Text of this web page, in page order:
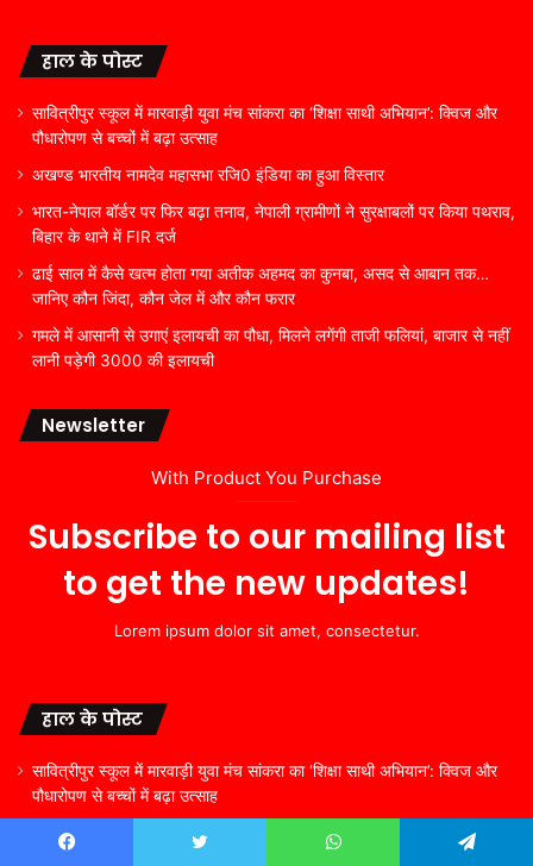
हाल के पोस्ट
सावित्रीपुर स्कूल में मारवाड़ी युवा मंच सांकरा का ‘शिक्षा साथी अभियान’: क्विज और
पौधारोपण से बच्चों में बढ़ा उत्साह
अखण्ड भारतीय नामदेव महासभा रजि0 इंडिया का हुआ विस्तार
भारत-नेपाल बॉर्डर पर फिर बढ़ा तनाव, नेपाली ग्रामीणों ने सुरक्षाबलों पर किया पथराव,
बिहार के थाने में FIR दर्ज
ढाई साल में कैसे खत्म होता गया अतीक अहमद का कुनबा, असद से आबान तक…
जानिए कौन जिंदा, कौन जेल में और कौन फरार
गमले में आसानी से उगाएं इलायची का पौधा, मिलने लगेंगी ताजी फलियां, बाजार से नहीं
लानी पड़ेगी 3000 की इलायची
Newsletter
With Product You Purchase
Subscribe to our mailing list
to get the new updates!
Lorem ipsum dolor sit amet, consectetur.
हाल के पोस्ट
सावित्रीपुर स्कूल में मारवाड़ी युवा मंच सांकरा का ‘शिक्षा साथी अभियान’: क्विज और
पौधारोपण से बच्चों में बढ़ा उत्साह
अखण्ड भारतीय नामदेव महासभा रजि0 इंडिया का हुआ विस्तार